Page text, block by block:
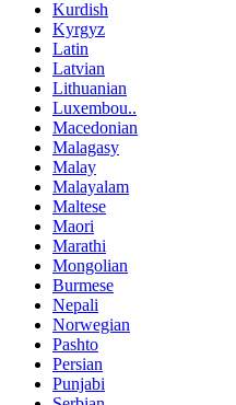
Kurdish
Kyrgyz
Latin
Latvian
Lithuanian
Luxembou..
Macedonian
Malagasy
Malay
Malayalam
Maltese
Maori
Marathi
Mongolian
Burmese
Nepali
Norwegian
Pashto
Persian
Punjabi